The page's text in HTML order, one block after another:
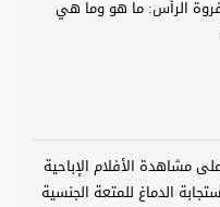
الرأس: ما هو وما هي
مشاهدة الأفلام الإباحية
الدماغ للمتعة الجنسية